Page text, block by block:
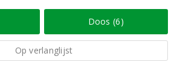
Doos (6)
Op verlanglijst